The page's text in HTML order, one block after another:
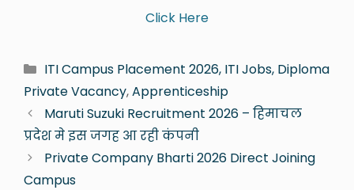
Click Here
ITI Campus Placement 2026, ITI Jobs, Diploma
Private Vacancy,Apprenticeship
Maruti Suzuki Recruitment 2026 – हिमाचल
प्रदेश मे इस जगह आ रही कंपनी
Private Company Bharti 2026 Direct Joining
Campus